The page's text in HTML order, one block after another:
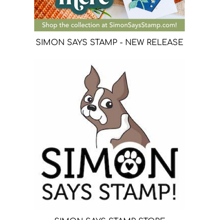
SIMON SAYS STAMP - NEW RELEASE